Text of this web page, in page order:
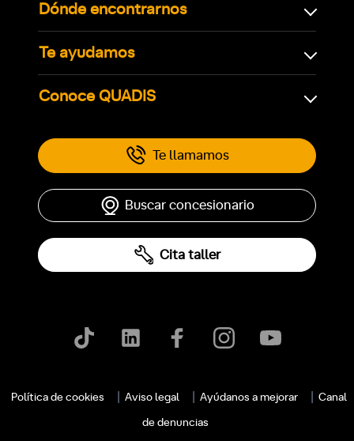
Dónde encontrarnos
Te ayudamos
Conoce QUADIS
Te llamamos
Buscar concesionario
Cita taller
Política de cookies Aviso legal Ayúdanos a mejorar Canal
de denuncias